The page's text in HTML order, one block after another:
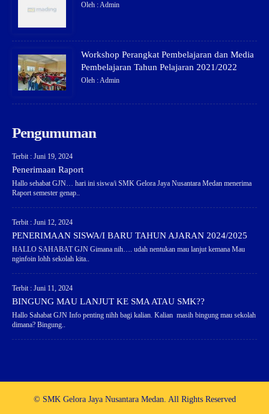
Oleh : Admin
Workshop Perangkat Pembelajaran dan Media
Pembelajaran Tahun Pelajaran 2021/2022
Oleh : Admin
Pengumuman
Terbit : Juni 19, 2024
Penerimaan Raport
Hallo sehabat GJN… hari ini siswa/i SMK Gelora Jaya Nusantara Medan menerima
Raport semester genap..
Terbit : Juni 12, 2024
PENERIMAAN SISWA/I BARU TAHUN AJARAN 2024/2025
HALLO SAHABAT GJN Gimana nih…. udah nentukan mau lanjut kemana Mau
nginfoin lohh sekolah kita..
Terbit : Juni 11, 2024
BINGUNG MAU LANJUT KE SMA ATAU SMK??
Hallo Sahabat GJN Info penting nihh bagi kalian. Kalian masih bingung mau sekolah
dimana? Bingung..
© SMK Gelora Jaya Nusantara Medan. All Rights Reserved